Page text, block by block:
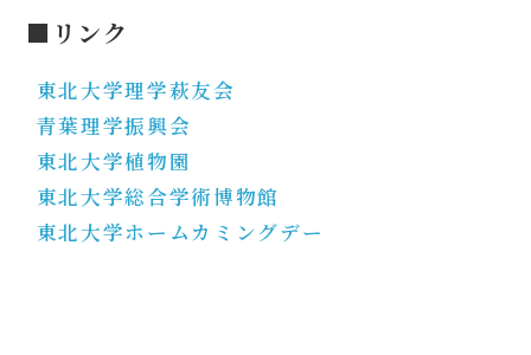
■リンク
東北大学理学萩友会
青葉理学振興会
東北大学植物園
東北大学総合学術博物館
東北大学ホームカミングデー